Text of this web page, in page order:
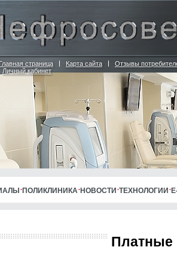
Главная страница Карта сайта
Отзывы
Личный кабинет
ПОЛИКЛИНИКА НОВОСТИ ТЕХНОЛОГИИ
Платные